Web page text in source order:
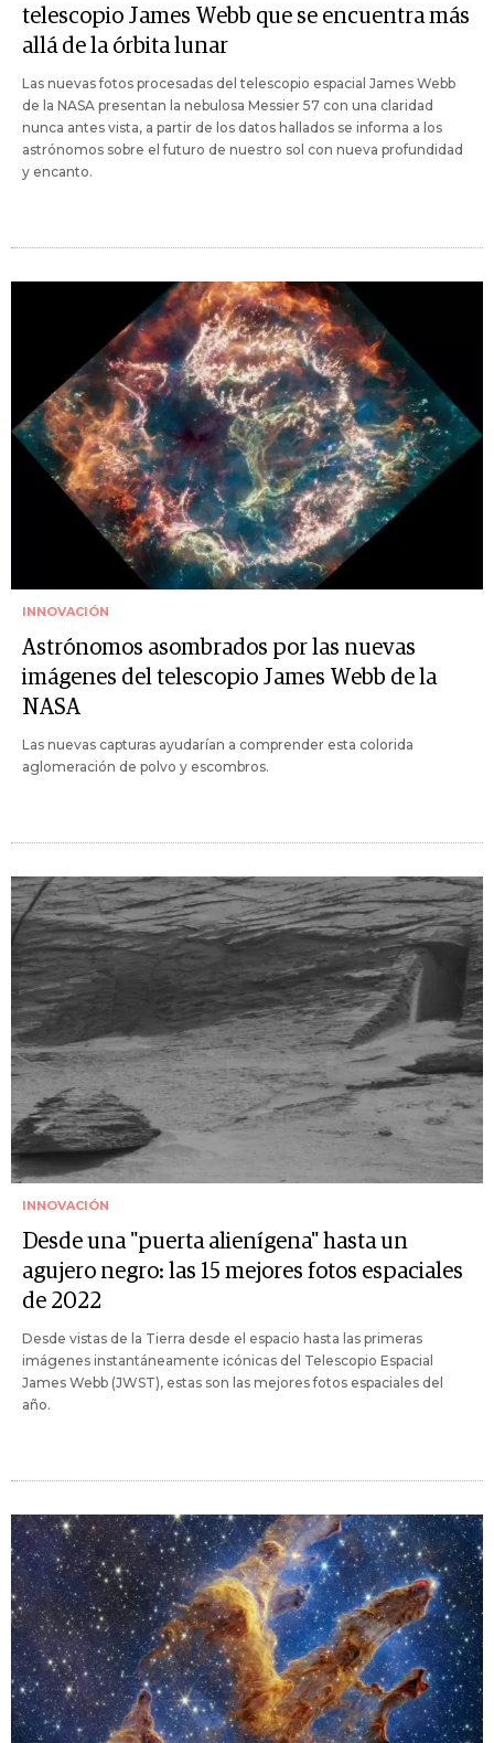
telescopio James Webb que se encuentra más
allá de la órbita lunar
Las nuevas fotos procesadas del telescopio espacial James Webb
de la NASA presentan la nebulosa Messier 57 con una claridad
nunca antes vista, a partir de los datos hallados se informa a los
astrónomos sobre el futuro de nuestro sol con nueva profundidad
y encanto.
INNOVACIÓN
Astrónomos asombrados por las nuevas
imágenes del telescopio James Webb de la
NASA
Las nuevas capturas ayudarían a comprender esta colorida
aglomeración de polvo y escombros.
INNOVACIÓN
Desde una "puerta alienígena" hasta un
agujero negro: las 15 mejores fotos espaciales
de 2022
Desde vistas de la Tierra desde el espacio hasta las primeras
imágenes instantáneamente icónicas del Telescopio Espacial
James Webb (JWST), estas son las mejores fotos espaciales del
año.